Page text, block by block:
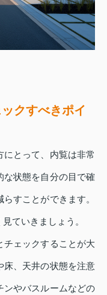
クすべきポイ
とって、内覧は非常
な状態を自分の目で確
すことができます。
ていきましょう。
チェックすることが大
床、天井の状態を注意
ンやバスルームなどの